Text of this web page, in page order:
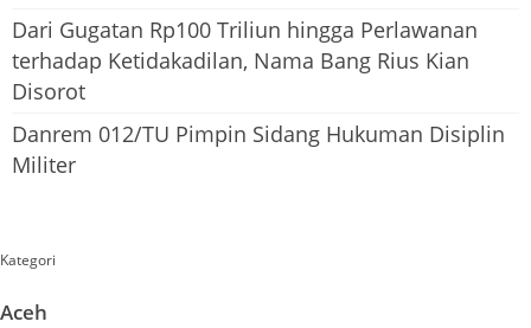
Dari Gugatan Rp100 Triliun hingga Perlawanan
terhadap Ketidakadilan, Nama Bang Rius Kian
Disorot
Danrem 012/TU Pimpin Sidang Hukuman Disiplin
Militer
Kategori
Aceh